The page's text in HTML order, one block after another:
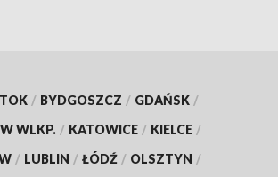
/ BYDGOSZCZ / GDAŃSK /
WLKP. / KATOWICE / KIELCE /
/ LUBLIN / ŁÓDŹ / OLSZTYN /